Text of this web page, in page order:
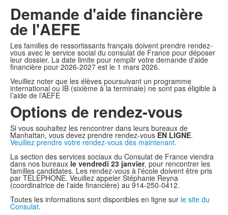
Demande d'aide financière
de l'AEFE
Les familles de ressortissants français doivent prendre rendez-
vous avec le service social du consulat de France pour déposer
leur dossier. La date limite pour remplir votre demande d'aide
financière pour 2026-2027 est le 1 mars 2026.
Veuillez noter que les élèves poursuivant un programme
international ou IB (sixième à la terminale) ne sont pas éligible à
l’aide de l’AEFE
Options de rendez-vous
Si vous souhaitez les rencontrer dans leurs bureaux de
Manhattan, vous devez prendre rendez-vous EN LIGNE.
Veuillez prendre votre rendez-vous dès maintenant.
La section des services sociaux du Consulat de France viendra
dans nos bureaux le vendredi 23 janvier, pour rencontrer les
familles candidates. Les rendez-vous à l'école doivent être pris
par TÉLÉPHONE. Veuillez appeler Stéphanie Reyna
(coordinatrice de l'aide financière) au 914-250-0412.
Toutes les informations sont disponibles en ligne sur le site du
Consulat.